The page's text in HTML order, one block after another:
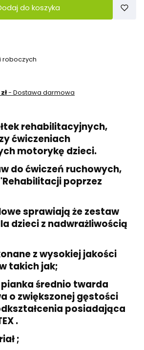
do koszyka
roboczych
- Dostawa darmowa
rehabilitacyjnych,
ćwiczeniach
motorykę dzieci.
do ćwiczeń ruchowych,
poprzez
sprawiają że zestaw
dzieci z nadwrażliwością
z wysokiej jakości
takich jak;
średnio twarda
o zwiększonej gęstości
posiadająca
.
;